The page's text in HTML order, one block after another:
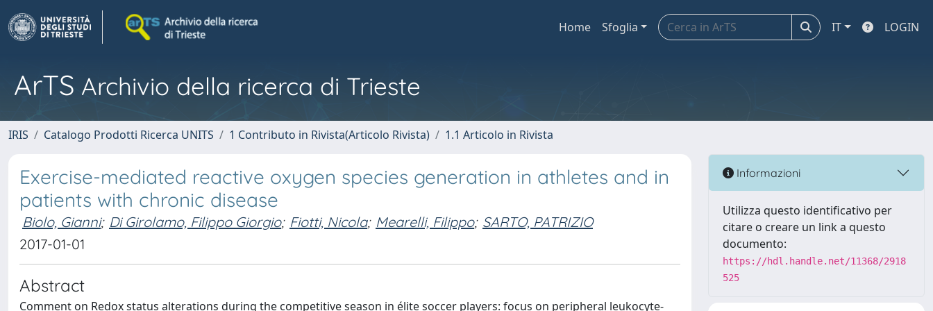
Home Sfoglia IT LOGIN
ArTS Archivio della ricerca di Trieste
IRIS Catalogo Prodotti Ricerca UNITS 1 Contributo in Rivista(Articolo Rivista) 1.1 Articolo in Rivista
Exercise-mediated reactive oxygen species generation in athletes and in
patients with chronic disease
Biolo, Gianni; Di Girolamo, Filippo Giorgio; Fiotti, Nicola; Mearelli, Filippo; SARTO, PATRIZIO
2017-01-01
Abstract
Comment on Redox status alterations during the competitive season in élite soccer players: focus on peripheral leukocyte-
Informazioni
Utilizza questo identificativo per
citare o creare un link a questo
documento:
https://hdl.handle.net/11368/2918
525